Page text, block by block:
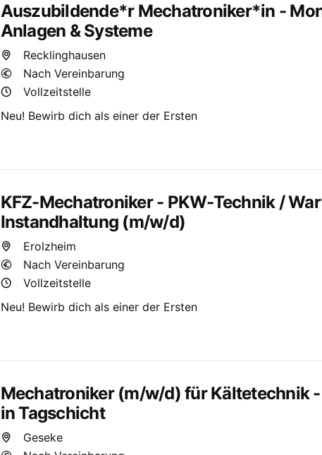
Auszubildende*r Mechatroniker*in -
Anlagen & Systeme
Recklinghausen
Nach Vereinbarung
Vollzeitstelle
Neu! Bewirb dich als einer der Ersten
KFZ-Mechatroniker - PKW-Technik /
Instandhaltung (m/w/d)
Erolzheim
Nach Vereinbarung
Vollzeitstelle
Neu! Bewirb dich als einer der Ersten
Mechatroniker (m/w/d) für Kältetechnik
in Tagschicht
Geseke